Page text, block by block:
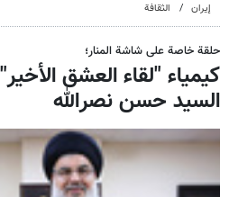
إيران الثقافة
حلقة خاصة علی شاشة المنار؛
كيمياء "لقاء العشق
السيد حسن نصرالله